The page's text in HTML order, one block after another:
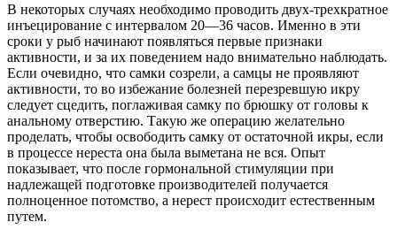
В некоторых случаях необходимо проводить двух-трехкратное
инъецирование с интервалом 20—36 часов. Именно в эти
сроки у рыб начинают появляться первые признаки
активности, и за их поведением надо внимательно наблюдать.
Если очевидно, что самки созрели, а самцы не проявляют
активности, то во избежание болезней перезревшую икру
следует сцедить, поглаживая самку по брюшку от головы к
анальному отверстию. Такую же операцию желательно
проделать, чтобы освободить самку от остаточной икры, если
в процессе нереста она была выметана не вся. Опыт
показывает, что после гормональной стимуляции при
надлежащей подготовке производителей получается
полноценное потомство, а нерест происходит естественным
путем.